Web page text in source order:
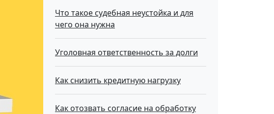
Что такое судебная неустойка и для
чего она нужна
Уголовная ответственность за долги
Как снизить кредитную нагрузку
Как отозвать согласие на обработку